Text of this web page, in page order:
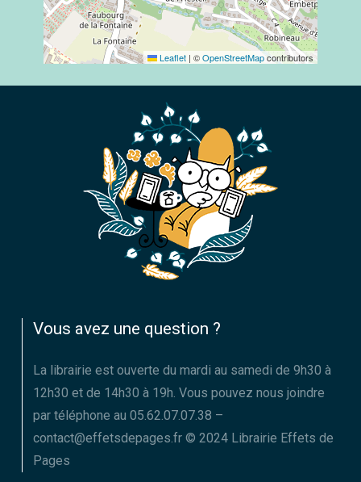
Leaflet | ©OpenStreetMapcontributors
Vous avez une question ?
La librairie est ouverte du mardi au samedi de 9h30 à
12h30 et de 14h30 à 19h. Vous pouvez nous joindre
par téléphone au 05.62.07.07.38 –
contact@effetsdepages.fr © 2024 Librairie Effets de
Pages